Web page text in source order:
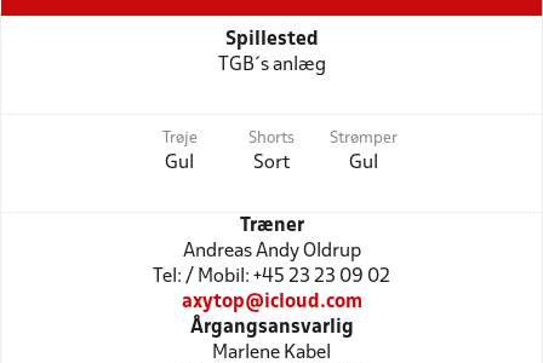
Spillested
TGB´s anlæg
Trøje
Gul
Shorts
Sort
Strømper
Gul
Træner
Andreas Andy Oldrup
Tel: / Mobil: +45 23 23 09 02
axytop@icloud.com
Årgangsansvarlig
Marlene Kabel